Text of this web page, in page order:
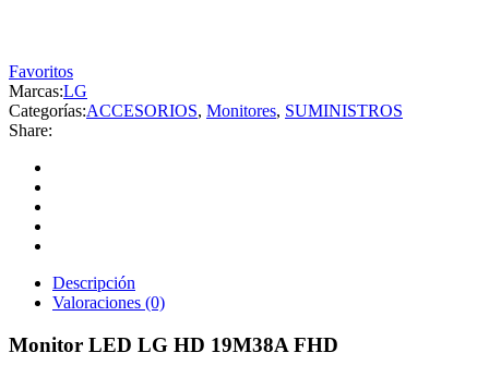
Favoritos
Marcas:LG
Categorías:ACCESORIOS, Monitores, SUMINISTROS
Share:
Descripción
Valoraciones (0)
Monitor LED LG HD 19M38A FHD